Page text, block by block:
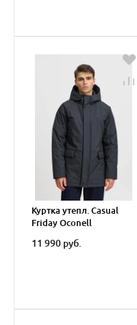
Куртка утепл. Casual
Friday Oconell
11 990 руб.